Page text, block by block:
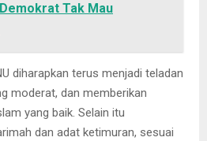
Tak Mau
diharapkan terus menjadi teladan
moderat, dan memberikan
yang baik. Selain itu
dan adat ketimuran, sesuai